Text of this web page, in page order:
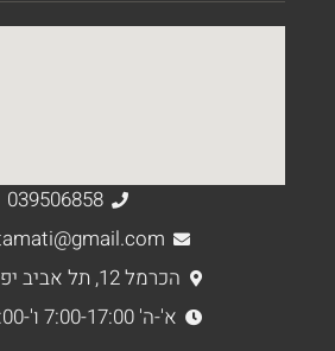
039506858
caffe.tamati@gmail.com
הכרמל 12, תל אביב יפו, ישראל